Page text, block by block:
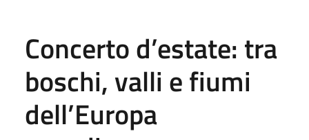
Concerto d’estate: tra
boschi, valli e fiumi
dell’Europa